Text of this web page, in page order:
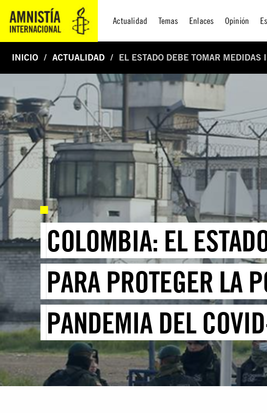
Actualidad Temas Enlaces Opinión
INICIO ACTUALIDAD EL ESTADO DEBE TOMAR MEDIDAS
COLOMBIA: EL
PARA PROTEGER LA
PANDEMIA DEL